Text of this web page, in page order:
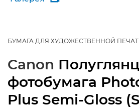
БУМАГА ДЛЯ ХУДОЖЕСТВЕННОЙ
Canon
фотобумага
Plus Semi-Gloss